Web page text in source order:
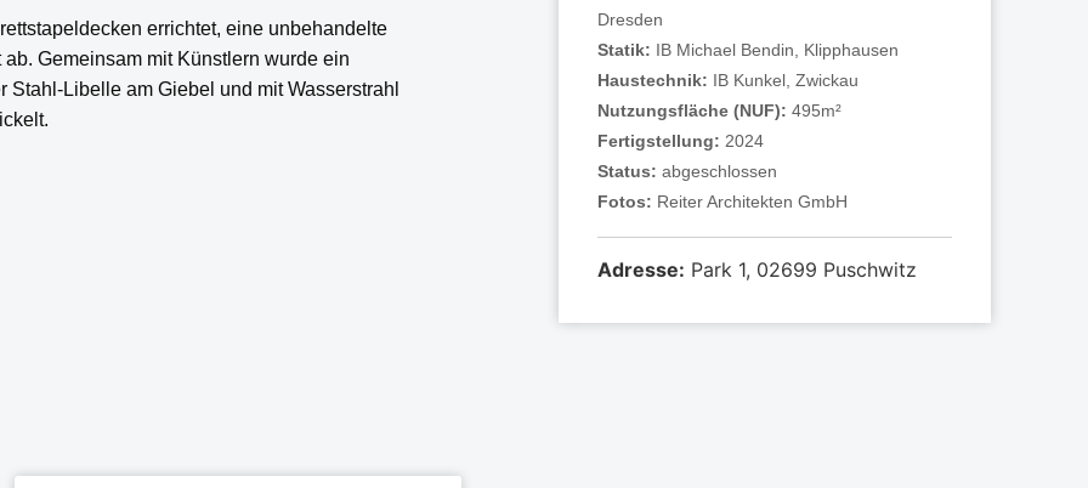
errichtet, eine unbehandelte
Gemeinsam mit Künstlern wurde ein
Libelle am Giebel und mit Wasserstrahl
Dresden
Statik: IB Michael Bendin, Klipphausen
Haustechnik: IB Kunkel, Zwickau
Nutzungsfläche (NUF):495m²
Fertigstellung: 2024
Status:abgeschlossen
Fotos: Reiter Architekten GmbH
Adresse: Park 1, 02699 Puschwitz